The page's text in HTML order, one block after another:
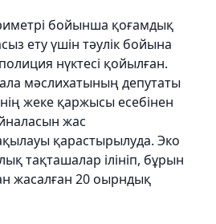
бойынша қоғамдық
ету үшін тәулік бойына
нүктесі қойылған.
мәслихатының депутаты
жеке қаржысы есебінен
жас
қарастырылуда. Эко
тақташалар ілініп, бұрын
жасалған 20 оырндық